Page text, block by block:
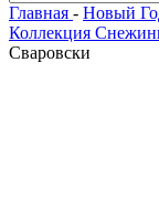
Главная - Новый
Коллекция
Сваровски